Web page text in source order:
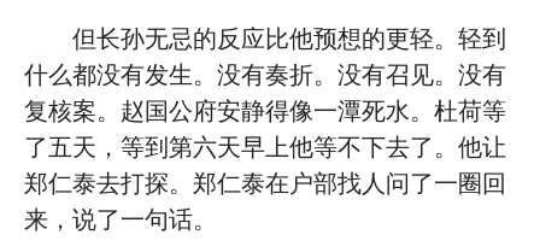
但长孙无忌的反应比他预想的更轻。轻到
什么都没有发生。没有奏折。没有召见。没有
复核案。赵国公府安静得像一潭死水。杜荷等
了五天，等到第六天早上他等不下去了。他让
郑仁泰去打探。郑仁泰在户部找人问了一圈回
来，说了一句话。